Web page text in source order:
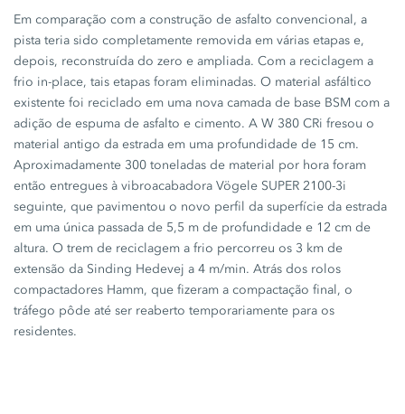
Em comparação com a construção de asfalto convencional, a
pista teria sido completamente removida em várias etapas e,
depois, reconstruída do zero e ampliada. Com a reciclagem a
frio in-place, tais etapas foram eliminadas. O material asfáltico
existente foi reciclado em uma nova camada de base BSM com a
adição de espuma de asfalto e cimento.A W 380 CRi fresou o
material antigo da estrada em uma profundidade de 15 cm.
Aproximadamente 300 toneladas de material por hora foram
então entregues à vibroacabadora Vögele SUPER 2100-3i
seguinte, que pavimentou o novo perfil da superfície da estrada
em uma única passada de 5,5 m de profundidade e 12 cm de
altura. O trem de reciclagem a frio percorreu os 3 km de
extensão da Sinding Hedevej a4 m/min. Atrás dos rolos
compactadores Hamm, que fizeram a compactação final, o
tráfego pôde até ser reaberto temporariamente para os
residentes.